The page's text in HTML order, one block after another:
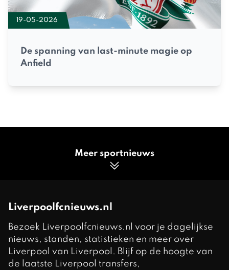
19-05-2026
De spanning van last-minute magie op
Anfield
Meer sportnieuws
Liverpoolfcnieuws.nl
Bezoek Liverpoolfcnieuws.nl voor je dagelijkse
nieuws, standen, statistieken en meer over
Liverpool van Liverpool. Blijf op de hoogte van
de laatste Liverpool transfers,